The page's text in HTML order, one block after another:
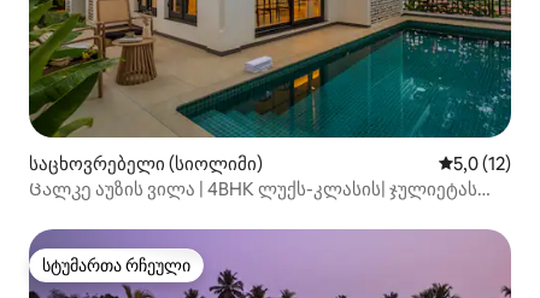
საცხოვრებელი (სიოლიმი) საშუალო
5,0 (12)
Ცალკე აუზის ვილა | 4BHK ლუქს-კლასის| ჯულიეტას
სტუმართა რჩეული
სტუმართა რჩეული